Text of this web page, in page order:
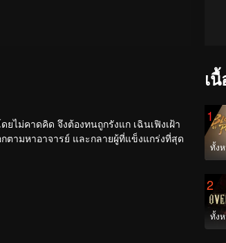
ยไม่คาดคิด จึงต้องทนถูกรังแก เฉินเฟิงเฝ้า
ตามหาอาจารย์ และกลายผู้ที่แข็งแกร่งที่สุด
เ
1
ทั้ง
2
ทั้ง